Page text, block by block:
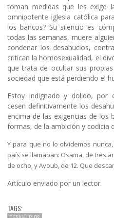
toman medidas que les exige
omnipotente iglesia católica
los bancos? Su silencio es
todas las semanas, muere
condenar los desahucios,
critican la homosexualidad, el
que trata de ocultar sus
sociedad que está perdiendo el
Estoy indignado y dolido, por
cesen definitivamente los
encima de las exigencias de los
formas, de la ambición y codicia
Y para que no lo olvidemos
país se llamaban: Osama, de tres
de ocho, y Ayoub, de 12. Que
Artículo enviado por un lector.
TAGS: